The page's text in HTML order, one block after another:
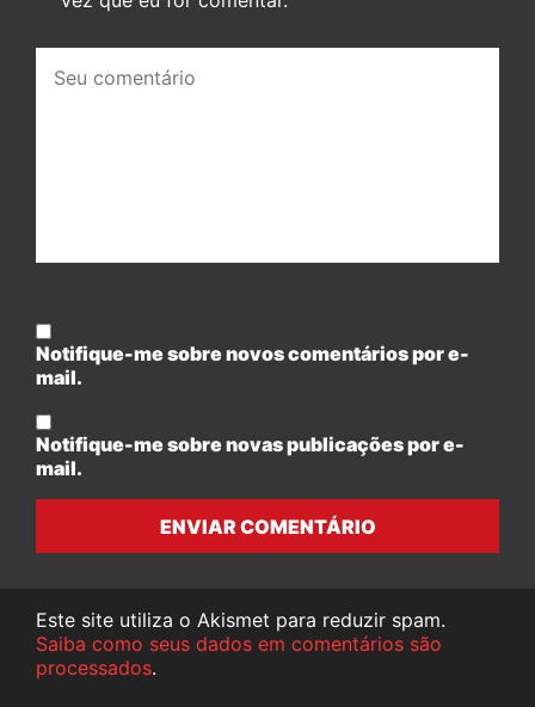
comentário:
Notifique-me sobre novos comentários por e-
mail.
Notifique-me sobre novas publicações por e-
mail.
ENVIAR COMENTÁRIO
Este site utiliza o Akismet para reduzir spam.
Saiba como seus dados em comentários são
processados.